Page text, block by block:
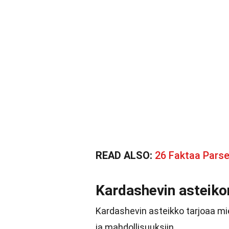
READ ALSO: 26 Faktaa
Kardashevin
Kardashevin asteikko tarjoaa